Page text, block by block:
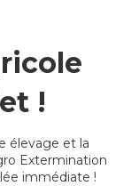
!
élevage et la
Extermination
immédiate !